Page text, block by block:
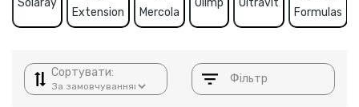
Extension
Mercola
Formulas
Сортувати: Фільтр